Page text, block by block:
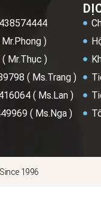
)
Mr.Thục )
( Ms.Trang )
( Ms.Lan )
( Ms.Nga )
1996